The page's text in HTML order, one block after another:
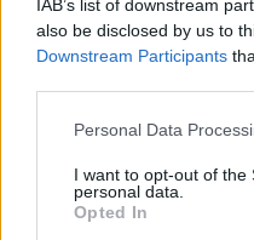
IAB’s list of downstream
also be disclosed by us to
Downstream Participants
Please note that this
not limited to your visit or
grant or deny consent to
use your data for below
Personal Data
I want to opt-out of the
personal data.
Opted In